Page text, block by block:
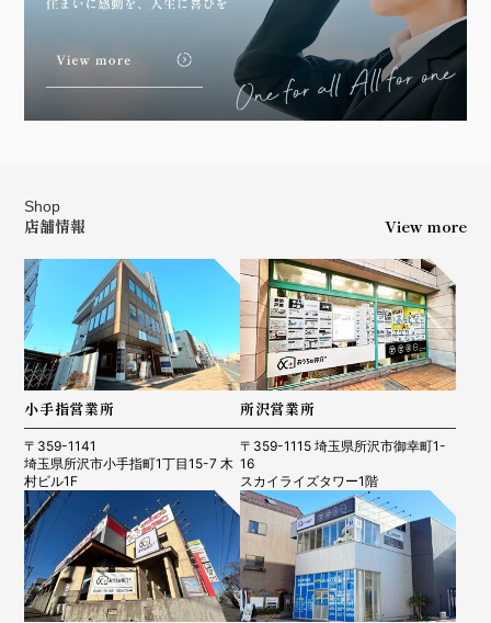
Shop
店舗情報 View more
小手指営業所
〒359-1141
埼玉県所沢市小手指町1丁目15-7 木
村ビル1F
所沢営業所
〒359-1115 埼玉県所沢市御幸町1-
16
スカイライズタワー1階